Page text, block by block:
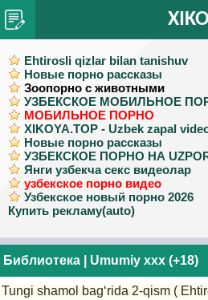
Ehtirosli qizlar bilan tanishuv
Новые порно рассказы
Зоопорно с животными
УЗБЕКСКОЕ МОБИЛЬНОЕ
МОБИЛЬНОЕ ПОРНО
XIKOYA.TOP - Uzbek zapal
Новые порно рассказы
УЗБЕКСКОЕ ПОРНО НА
Янги узбекча секс видеолар
узбекское порно видео
Узбекское новый порно 2026
Купить рекламу(auto)
Библиотека Umumiy xxx (+18)
Tungi shamol bagʻrida 2-qism (